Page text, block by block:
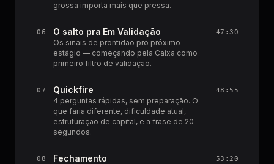
grossa importa mais que pressa.
06 O salto pra Em Validação
Os sinais de prontidão pro próximo
estágio — começando pela Caixa como
primeiro filtro de validação.
47:30
07 Quickfire
4 perguntas rápidas, sem preparação. O
que faria diferente, dificuldade atual,
estruturação de capital, e a frase de 20
segundos.
48:55
08 Fechamento 53:20